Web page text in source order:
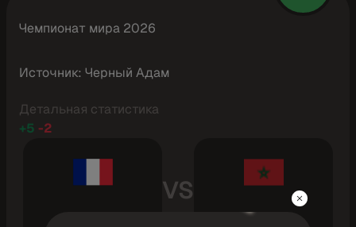
Чемпионат мира 2026
Источник: Черный Адам
Детальная статистика
+5 -2
VS
Марокко